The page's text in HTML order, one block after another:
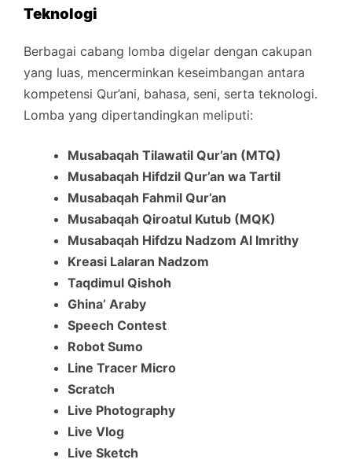
Teknologi
Berbagai cabang lomba digelar dengan cakupan
yang luas, mencerminkan keseimbangan antara
kompetensi Qur’ani, bahasa, seni, serta teknologi.
Lomba yang dipertandingkan meliputi:
Musabaqah Tilawatil Qur’an (MTQ)
Musabaqah Hifdzil Qur’an wa Tartil
Musabaqah Fahmil Qur’an
Musabaqah Qiroatul Kutub (MQK)
Musabaqah Hifdzu Nadzom Al Imrithy
Kreasi Lalaran Nadzom
Taqdimul Qishoh
Ghina’ Araby
Speech Contest
Robot Sumo
Line Tracer Micro
Scratch
Live Photography
Live Vlog
Live Sketch